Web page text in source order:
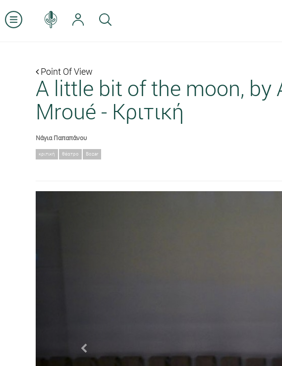
Point Of View
A little bit of the moon, by
Mroué - Κριτική
Νάγια Παπαπάνου
κριτική θέατρο Bozar